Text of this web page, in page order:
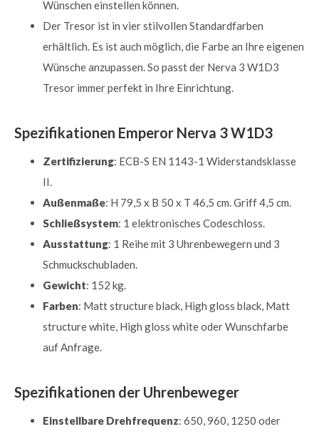
Wünschen einstellen können.
Der Tresor ist in vier stilvollen Standardfarben
erhältlich. Es ist auch möglich, die Farbe an Ihre eigenen
Wünsche anzupassen. So passt der Nerva 3 W1D3
Tresor immer perfekt in Ihre Einrichtung.
Spezifikationen Emperor Nerva 3 W1D3
Zertifizierung: ECB-S EN 1143-1 Widerstandsklasse
II.
Außenmaße: H 79,5 x B 50 x T 46,5 cm. Griff 4,5 cm.
Schließsystem: 1 elektronisches Codeschloss.
Ausstattung: 1 Reihe mit 3 Uhrenbewegern und 3
Schmuckschubladen.
Gewicht: 152 kg.
Farben: Matt structure black, High gloss black, Matt
structure white, High gloss white oder Wunschfarbe
auf Anfrage.
Spezifikationen der Uhrenbeweger
Einstellbare Drehfrequenz: 650, 960, 1250 oder